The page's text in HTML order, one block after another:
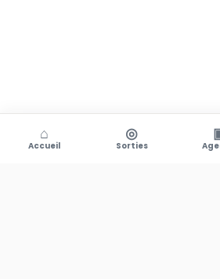
⌂
Accueil
◎
Sorties